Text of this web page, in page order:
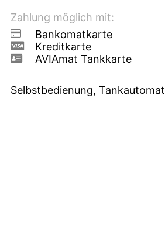
Zahlung möglich mit:
Bankomatkarte
Kreditkarte
AVIAmat Tankkarte
Selbstbedienung, Tankautomat